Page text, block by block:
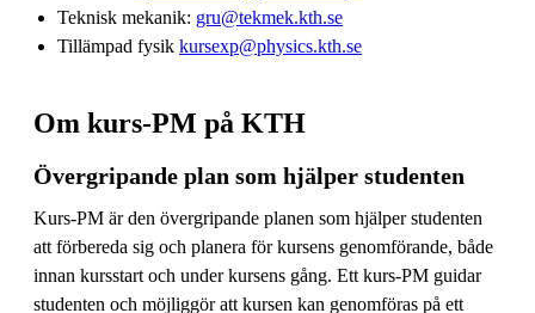
Teknisk mekanik: gru@tekmek.kth.se
Tillämpad fysik kursexp@physics.kth.se
Om kurs-PM på KTH
Övergripande plan som hjälper studenten
Kurs-PM är den övergripande planen som hjälper studenten
att förbereda sig och planera för kursens genomförande, både
innan kursstart och under kursens gång. Ett kurs-PM guidar
studenten och möjliggör att kursen kan genomföras på ett